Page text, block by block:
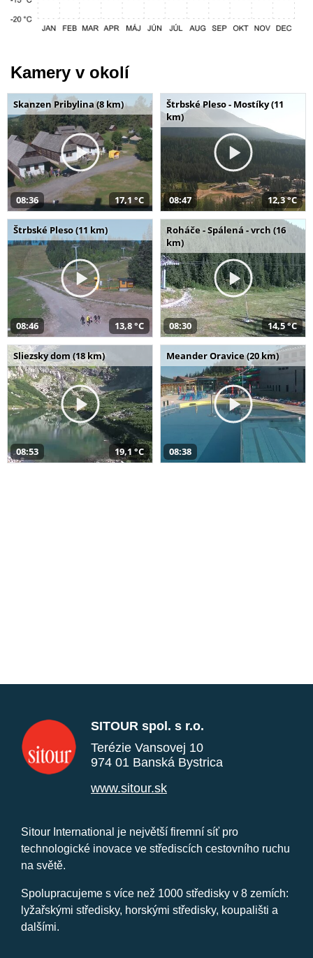
Kamery v okolí
Skanzen Pribylina (8 km)
08:36 17,1 °C
Štrbské Pleso - Mostíky (11
km)
08:47 12,3 °C
Štrbské Pleso (11 km)
08:46 13,8 °C
Roháče - Spálená - vrch (16
km)
08:30 14,5 °C
Sliezsky dom (18 km)
08:53 19,1 °C
Meander Oravice (20 km)
08:38
SITOUR spol. s r.o.
Terézie Vansovej 10
974 01 Banská Bystrica
www.sitour.sk
Sitour International je největší firemní síť pro
technologické inovace ve střediscích cestovního ruchu
na světě.
Spolupracujeme s více než 1000 středisky v 8 zemích:
lyžařskými středisky, horskými středisky, koupališti a
dalšími.